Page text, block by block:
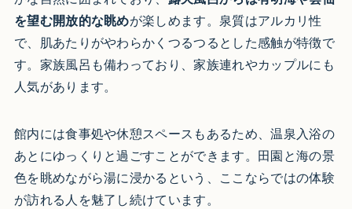
を望む開放的な眺めが楽しめます。泉質はアルカリ性
で、肌あたりがやわらかくつるつるとした感触が特徴で
す。家族風呂も備わっており、家族連れやカップルにも
人気があります。
館内には食事処や休憩スペースもあるため、温泉入浴の
あとにゆっくりと過ごすことができます。田園と海の景
色を眺めながら湯に浸かるという、ここならではの体験
が訪れる人を魅了し続けています。